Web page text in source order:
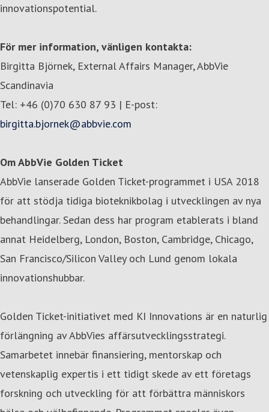
innovationspotential.
För mer information, vänligen kontakta:
Birgitta Björnek, External Affairs Manager, AbbVie
Scandinavia
Tel: +46 (0)70 630 87 93 | E-post:
birgitta.bjornek@abbvie.com
Om AbbVie Golden Ticket
AbbVie lanserade Golden Ticket-programmet i USA 2018
för att stödja tidiga bioteknikbolag i utvecklingen av nya
behandlingar. Sedan dess har program etablerats i bland
annat Heidelberg, London, Boston, Cambridge, Chicago,
San Francisco/Silicon Valley och Lund genom lokala
innovationshubbar.
Golden Ticket-initiativet med KI Innovations är en naturlig
förlängning av AbbVies affärsutvecklingsstrategi.
Samarbetet innebär finansiering, mentorskap och
vetenskaplig expertis i ett tidigt skede av ett företags
forskning och utveckling för att förbättra människors